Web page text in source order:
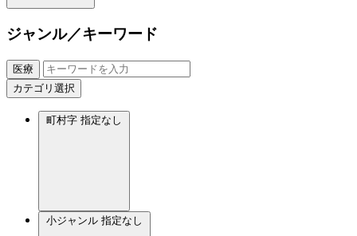
ジャンル／キーワード
医療
カテゴリ選択
町村字 指定なし
小ジャンル 指定なし